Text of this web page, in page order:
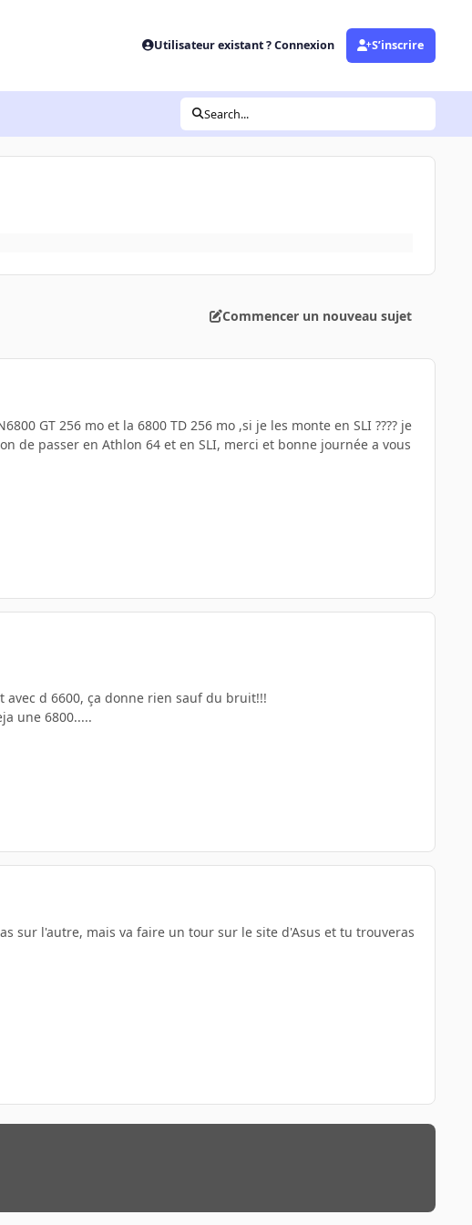
Utilisateur existant ? Connexion S’inscrire
Search...
Commencer un nouveau sujet
GT 256 mo et la 6800 TD 256 mo ,si je les monte en SLI ???? je
de passer en Athlon 64 et en SLI, merci et bonne journée a vous
d 6600, ça donne rien sauf du bruit!!!
une 6800.....
sur l'autre, mais va faire un tour sur le site d'Asus et tu trouveras